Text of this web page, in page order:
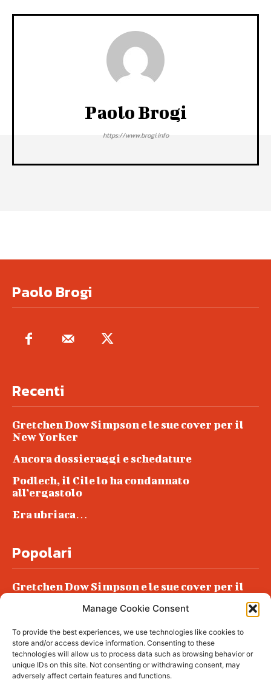
Manage Cookie Consent
To provide the best experiences, we use technologies like cookies to
store and/or access device information. Consenting to these
technologies will allow us to process data such as browsing behavior or
unique IDs on this site. Not consenting or withdrawing consent, may
adversely affect certain features and functions.
Paolo Brogi
https://www.brogi.info
Paolo Brogi
Recenti
Gretchen Dow Simpson e le sue cover per il
New Yorker
Ancora dossieraggi e schedature
Podlech, il Cile lo ha condannato
all’ergastolo
Era ubriaca…
Popolari
Gretchen Dow Simpson e le sue cover per il
Podlech, il Cile lo ha condannato
all’ergastolo
Era ubriaca…